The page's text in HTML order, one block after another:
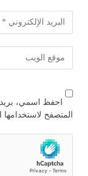
احفظ اسمي،
المتصفح